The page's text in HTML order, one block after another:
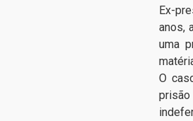
Ex-
anos,
uma
O